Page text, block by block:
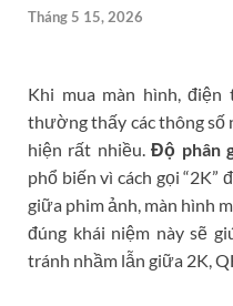
Tháng 5 15, 2026
Khi mua màn hình, điện
thường thấy các thông số
hiện rất nhiều.Độ phân
phổ biến vì cách gọi
giữa phim ảnh, màn hình
đúng khái niệm này sẽ
tránh nhầm lẫn giữa 2K,